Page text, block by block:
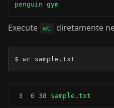
penguin gym
Execute wc diretamente
$ wc sample.txt
3  6 38 sample.txt